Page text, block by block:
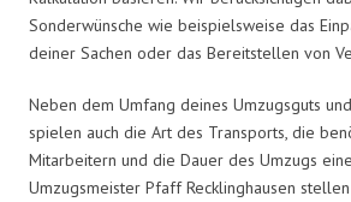
Sonderwünsche wie beispielsweise das
deiner Sachen oder das Bereitstellen von
Neben dem Umfang deines Umzugsguts
spielen auch die Art des Transports, die
Mitarbeitern und die Dauer des Umzugs
Umzugsmeister Pfaff Recklinghausen